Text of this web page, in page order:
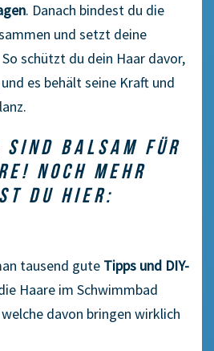
. Danach bindest du die
und setzt deine
schützt du dein Haar davor,
es behält seine Kraft und
SIND BALSAM FÜR
NOCH MEHR
DU HIER:
tausend gute Tipps und DIY-
Haare im Schwimmbad
davon bringen wirklich